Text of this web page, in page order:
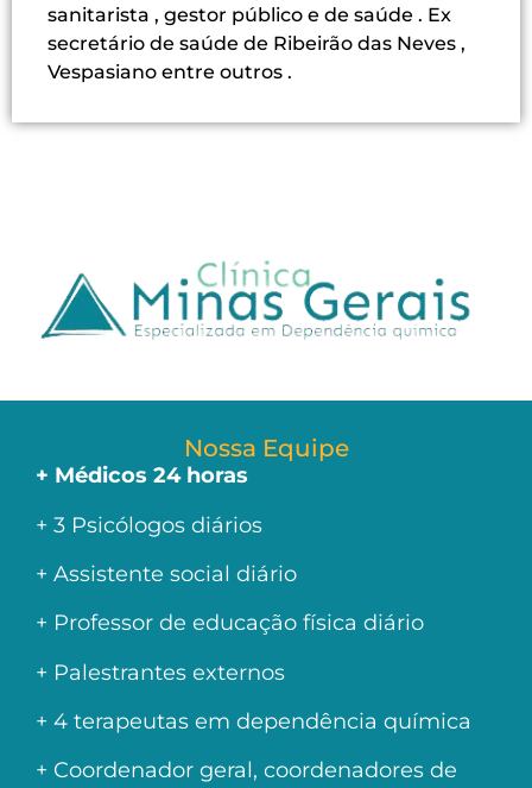
sanitarista , gestor público e de saúde . Ex
secretário de saúde de Ribeirão das Neves ,
Vespasiano entre outros .
Nossa Equipe
+ Médicos 24 horas
+ 3 Psicólogos diários
+ Assistente social diário
+ Professor de educação física diário
+ Palestrantes externos
+ 4 terapeutas em dependência química
+ Coordenador geral, coordenadores de